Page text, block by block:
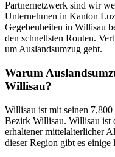
Partnernetzwerk sind wir
Unternehmen in Kanton
Gegebenheiten in Willisau
den schnellsten Routen.
um Auslandsumzug geht.
Warum
Willisau?
Willisau ist mit seinen
Bezirk Willisau. Willisau ist
erhaltener mittelalterlicher
dieser Region gibt es einige